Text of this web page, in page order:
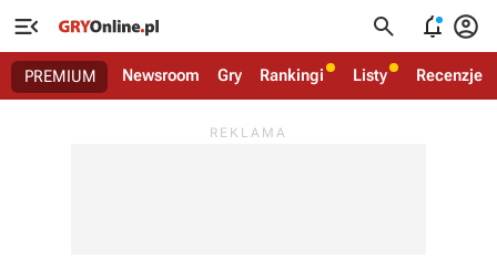
   
PREMIUM Newsroom Gry Rankingi Listy Recenzje